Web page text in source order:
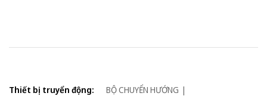
Thiết bị truyển động:
BỘ CHUYỂN HƯỚNG